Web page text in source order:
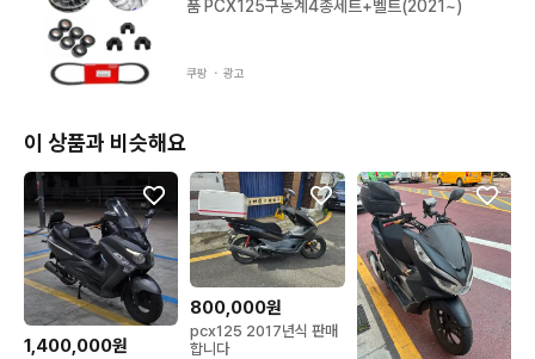
품 PCX125구동계4종세트+벨트(2021~)
쿠팡 ・ 광고
이 상품과 비슷해요
1,400,000원
800,000원
pcx125 2017년식 판매
합니다